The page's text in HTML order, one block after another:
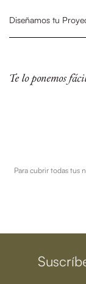
Diseñamos tu
Te lo ponemos
Para cubrir todas tus